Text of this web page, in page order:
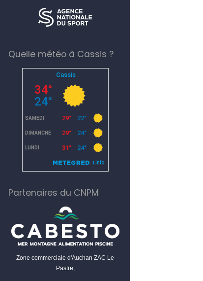
Quelle météo à Cassis ?
Partenaires du CNPM
Zone commerciale d'Auchan ZAC Le
Pastre,